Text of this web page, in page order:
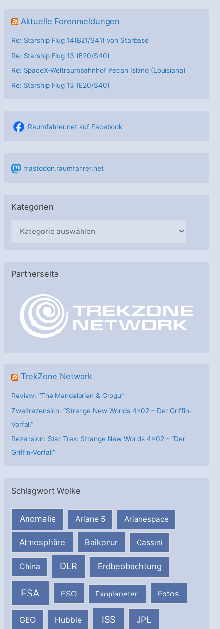
Aktuelle Forenmeldungen
Re: Starship Flug 14(B21/S41) von Starbase
Re: Starship Flug 13 (B20/S40)
Re: SpaceX-Weltraumbahnhof Pecan Island (Louisiana)
Re: Starship Flug 13 (B20/S40)
Raumfahrer.net auf Facebook
mastodon.raumfahrer.net
Kategorien
g
Partnerseite
TrekZone Network
Review: “The Mandalorian & Grogu”
Zweitrezension: “Strange New Worlds 4×02 – Der Griffin-
Vorfall”
Rezension: Star Trek: Strange New Worlds 4×02 – “Der
Griffin-Vorfall”
Schlagwort Wolke
Anomalie Ariane 5 Arianespace
Atmosphäre Baikonur Cassini
China DLR Erdbeobachtung
ESA ESO Exoplaneten Fotos
GEO Hubble ISS JPL